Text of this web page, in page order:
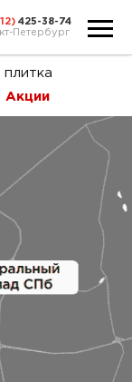
и
425-38-74
Петербург
плитка
Акции